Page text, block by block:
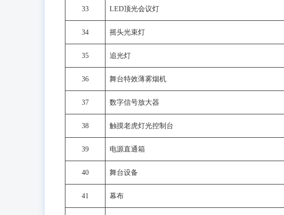
33 LED顶光会议灯
34 摇头光束灯
35 追光灯
36 舞台特效薄雾烟机
37 数字信号放大器
38 触摸老虎灯光控制台
39 电源直通箱
40 舞台设备
41 幕布